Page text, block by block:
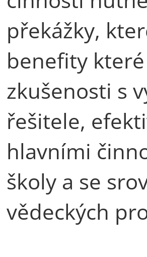
překážky,
benefity
zkušenosti s
řešitele,
hlavními
školy a se
vědeckých